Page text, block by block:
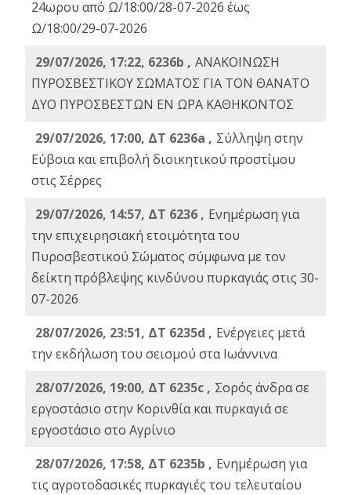
24ωρου από Ω/18:00/28-07-2026 έως
Ω/18:00/29-07-2026
29/07/2026, 17:22, 6236b , ΑΝΑΚΟΙΝΩΣΗ
ΠΥΡΟΣΒΕΣΤΙΚΟΥ ΣΩΜΑΤΟΣ ΓΙΑ ΤΟΝ ΘΑΝΑΤΟ
ΔΥΟ ΠΥΡΟΣΒΕΣΤΩΝ ΕΝ ΩΡΑ ΚΑΘΗΚΟΝΤΟΣ
29/07/2026, 17:00, ΔΤ 6236a , Σύλληψη στην
Εύβοια και επιβολή διοικητικού προστίμου
στις Σέρρες
29/07/2026, 14:57, ΔΤ 6236 , Ενημέρωση για
την επιχειρησιακή ετοιμότητα του
Πυροσβεστικού Σώματος σύμφωνα με τον
δείκτη πρόβλεψης κινδύνου πυρκαγιάς στις 30-
07-2026
28/07/2026, 23:51, ΔΤ 6235d , Ενέργειες μετά
την εκδήλωση του σεισμού στα Ιωάννινα
28/07/2026, 19:00, ΔΤ 6235c , Σορός άνδρα σε
εργοστάσιο στην Κορινθία και πυρκαγιά σε
εργοστάσιο στο Αγρίνιο
28/07/2026, 17:58, ΔΤ 6235b , Ενημέρωση για
τις αγροτοδασικές πυρκαγιές του τελευταίου